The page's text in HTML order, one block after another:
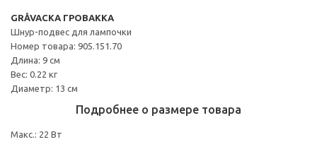
GRÅVACKA ГРОВАККА
Шнур-подвес для лампочки
Номер товара: 905.151.70
Длина: 9 см
Вес: 0.22 кг
Диаметр: 13 см
Подробнее о размере товара
Макс.: 22 Вт